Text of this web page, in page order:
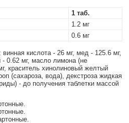
1 таб.
1.2 мг
0.6 мг
: винная кислота - 26 мг, мед - 125.6 мг,
0.62 мг, масло лимона (не
краситель хинолиновый желтый
(сахароза, вода), декстроза жидкая
- до получения таблетки массой